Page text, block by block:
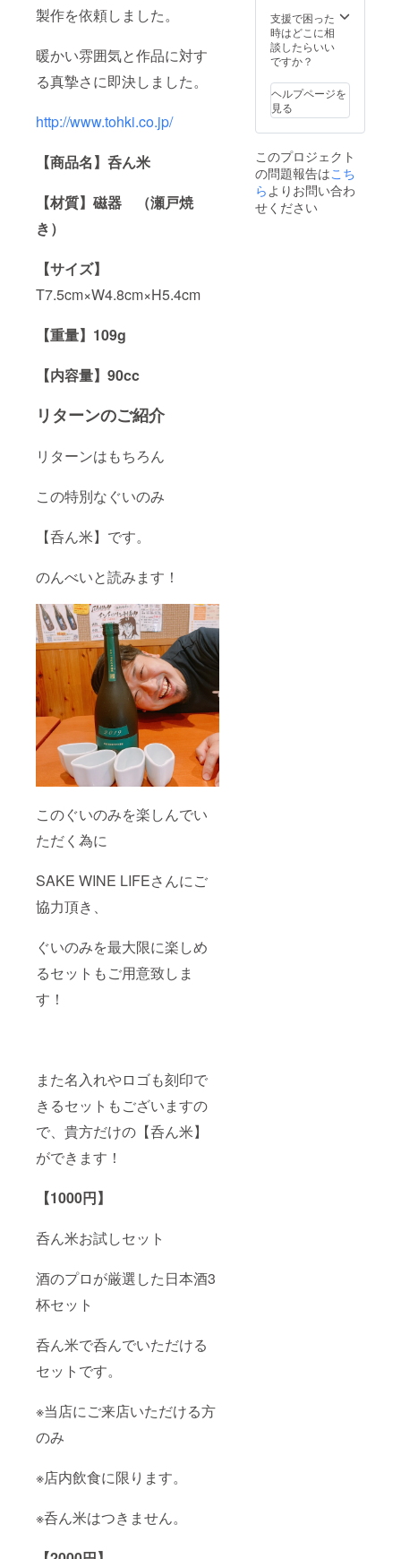
製作を依頼しました。
暖かい雰囲気と作品に対す
る真摯さに即決しました。
http://www.tohki.co.jp/
【商品名】呑ん米
【材質】磁器 （瀬戸焼
き）
【サイズ】
T7.5cm×W4.8cm×H5.4cm
【重量】109g
【内容量】90cc
リターンのご紹介
リターンはもちろん
この特別なぐいのみ
【呑ん米】です。
のんべいと読みます！
このぐいのみを楽しんでい
ただく為に
SAKE WINE LIFEさんにご
協力頂き、
ぐいのみを最大限に楽しめ
るセットもご用意致しま
す！
また名入れやロゴも刻印で
きるセットもございますの
で、貴方だけの【呑ん米】
ができます！
【1000円】
呑ん米お試しセット
酒のプロが厳選した日本酒3
杯セット
呑ん米で呑んでいただける
セットです。
※当店にご来店いただける方
のみ
※店内飲食に限ります。
※呑ん米はつきません。
（720c
c）1本
と呑ん
米が1個
トで
す。
かで香
りも高
く、 味
の違い
りやす
い、ま
さに
ピッタ
酒で
す。 特
別な酒
器には
特別な
支援で困った
時はどこに相
談したらいい
ですか？
ヘルプページを
見る
このプロジェクト
の問題報告はこち
らよりお問い合わ
せください